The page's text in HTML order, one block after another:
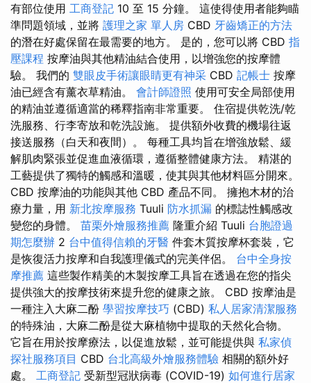
有部位使用 工商登記 10 至 15 分鐘。 這使得使用者能夠瞄
準問題領域，並將 護理之家 單人房 CBD 牙齒矯正的方法
的潛在好處保留在最需要的地方。 是的，您可以將 CBD 指
壓課程 按摩油與其他精油結合使用，以增強您的按摩體
驗。 我們的 雙眼皮手術讓眼睛更有神采 CBD 記帳士 按摩
油已經含有薰衣草精油。 會計師證照 使用可安全局部使用
的精油並遵循適當的稀釋指南非常重要。 住宿提供乾洗/乾
洗服務、行李寄放和乾洗設施。 提供額外收費的機場往返
接送服務（白天和夜間）。 每種工具均旨在增強放鬆、緩
解肌肉緊張並促進血液循環，遵循整體健康方法。 精湛的
工藝提供了獨特的觸感和溫暖，使其與其他材料區分開來。
CBD 按摩油的功能與其他 CBD 產品不同。 擁抱木材的治
療力量，用 新北按摩服務 Tuuli 防水抓漏 的標誌性觸感改
變您的身體。 苗栗外燴服務推薦 隆重介紹 Tuuli 台胞證過
期怎麼辦 2 台中值得信賴的牙醫 件套木質按摩杯套裝，它
是恢復活力按摩和自我護理儀式的完美伴侶。 台中全身按
摩推薦 這些製作精美的木製按摩工具旨在透過在您的指尖
提供強大的按摩技術來提升您的健康之旅。 CBD 按摩油是
一種注入大麻二酚 學習按摩技巧 (CBD) 私人居家清潔服務
的特殊油，大麻二酚是從大麻植物中提取的天然化合物。
它旨在用於按摩療法，以促進放鬆，並可能提供與 私家偵
探社服務項目 CBD 台北高級外燴服務體驗 相關的額外好
處。 工商登記 受新型冠狀病毒 (COVID-19) 如何進行居家